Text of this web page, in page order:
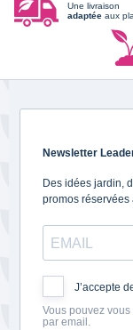
Une livraison
adaptée aux
Newsletter
Des idées jardin,
promos réservées
J’accepte
Vous pouvez
par email.